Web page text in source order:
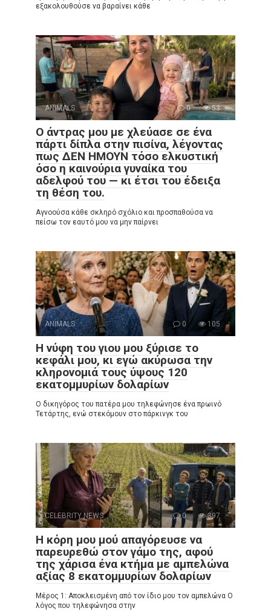
εξακολουθούσε να βαραίνει κάθε
ANIMALS 0 53
Ο άντρας μου με χλεύασε σε ένα
πάρτι δίπλα στην πισίνα, λέγοντας
πως ΔΕΝ ΗΜΟΥΝ τόσο ελκυστική
όσο η καινούρια γυναίκα του
αδελφού του — κι έτσι του έδειξα
τη θέση του.
Αγνοούσα κάθε σκληρό σχόλιο και προσπαθούσα να
πείσω τον εαυτό μου να μην παίρνει
ANIMALS 0 105
Η νύφη του γιου μου ξύρισε το
κεφάλι μου, κι εγώ ακύρωσα την
κληρονομιά τους ύψους 120
εκατομμυρίων δολαρίων
Ο δικηγόρος του πατέρα μου τηλεφώνησε ένα πρωινό
Τετάρτης, ενώ στεκόμουν στο πάρκινγκ του
CELEBRITY NEWS 0 397
Η κόρη μου μού απαγόρευσε να
παρευρεθώ στον γάμο της, αφού
της χάρισα ένα κτήμα με αμπελώνα
αξίας 8 εκατομμυρίων δολαρίων
Μέρος 1: Αποκλεισμένη από τον ίδιο μου τον αμπελώνα Ο
λόγος που τηλεφώνησα στην